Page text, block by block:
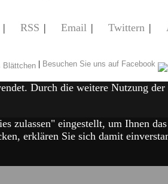
| RSS | Email | Twittern |
| Besuchen Sie uns auf Facebook
Durch die weitere Nutzung
zulassen" eingestellt, um Ihnen
erklären Sie sich damit